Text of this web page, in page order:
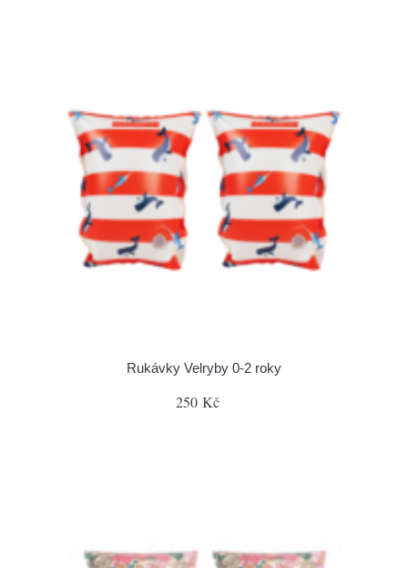
Rukávky Velryby 0-2 roky
250 Kč